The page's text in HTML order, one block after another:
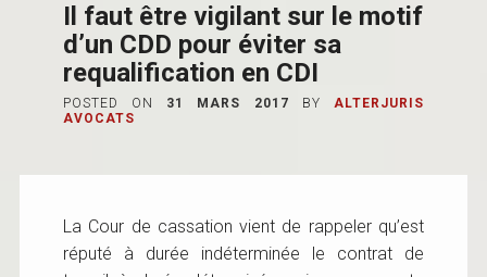
Il faut être vigilant sur le motif
d’un CDD pour éviter sa
requalification en CDI
POSTED ON 31 MARS 2017 BY
ALTERJURIS
AVOCATS
La Cour de cassation vient de rappeler qu’est
réputé à durée indéterminée le contrat de